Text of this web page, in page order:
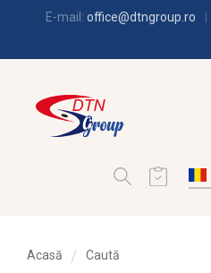
E-mail: office@dtngroup.ro
Acasă Caută